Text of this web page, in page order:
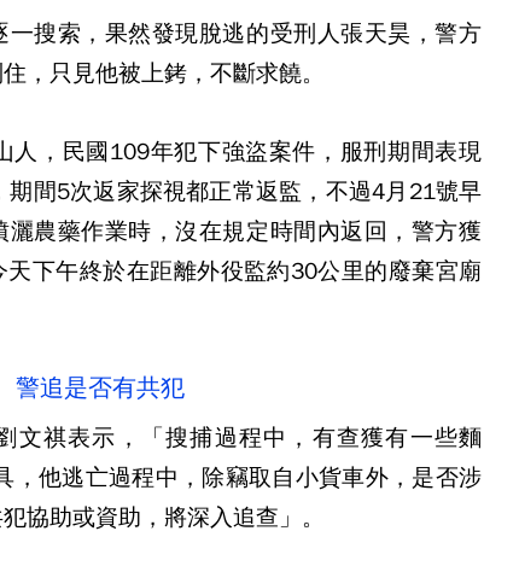
搜索，果然發現脫逃的受刑人張天昊，警方
，只見他被上銬，不斷求饒。
人，民國109年犯下強盜案件，服刑期間表現
期間5次返家探視都正常返監，不過4月21號早
農藥作業時，沒在規定時間內返回，警方獲
下午終於在距離外役監約30公里的廢棄宮廟
追是否有共犯
文祺表示，「搜捕過程中，有查獲有一些麵
，他逃亡過程中，除竊取自小貨車外，是否涉
協助或資助，將深入追查」。